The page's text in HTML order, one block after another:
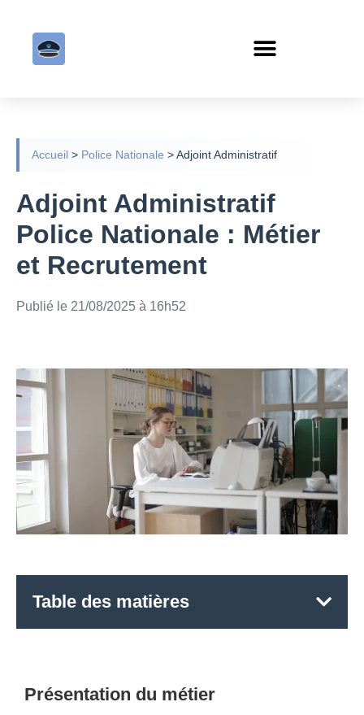
Accueil > Police Nationale >Adjoint Administratif
Adjoint Administratif
Police Nationale : Métier
et Recrutement
Publié le 21/08/2025 à 16h52
Table des matières
Présentation du métier